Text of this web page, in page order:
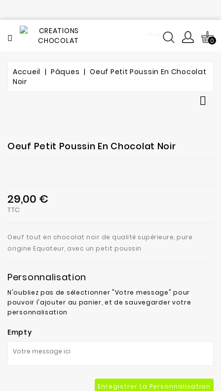
Tout
L'histoire
fabrication
atelier
de
Contact
0
Accueil Pâques
Oeuf Petit Poussin En Chocolat
Noir

Oeuf Petit Poussin En Chocolat Noir
29,00 €
TTC
Oeuf tout en chocolat noir de qualité supérieure, pure
origine Equateur, avec un petit poussin
Personnalisation
N'oubliez pas de sélectionner "Votre message" pour
pouvoir l'ajouter au panier, et de sauvegarder votre
personnalisation
Empty
Enregistrer La Personnalisation